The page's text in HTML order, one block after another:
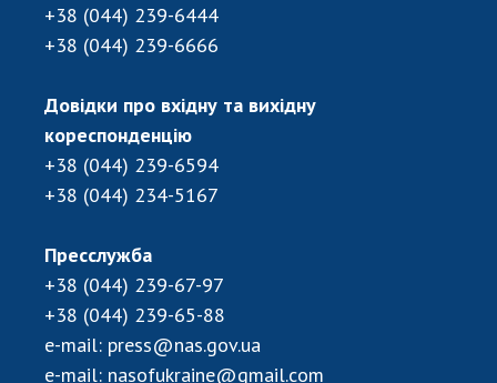
+38 (044) 239-6444
+38 (044) 239-6666
Довідки про вхідну та вихідну
кореспонденцію
+38 (044) 239-6594
+38 (044) 234-5167
Пресслужба
+38 (044) 239-67-97
+38 (044) 239-65-88
e-mail: press@nas.gov.ua
e-mail: nasofukraine@gmail.com